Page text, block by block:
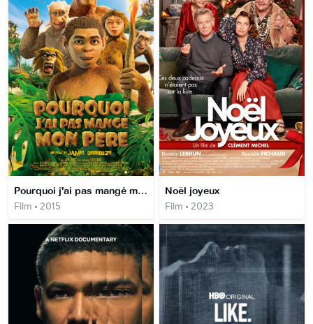
Pourquoi j'ai pas mangé mon père
Film • 2015
Noël joyeux
Film • 2023